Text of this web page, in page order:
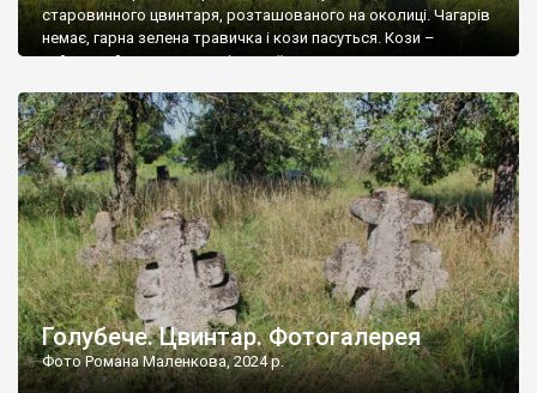
старовинного цвинтаря, розташованого на околиці. Чагарів
немає, гарна зелена травичка і кози пасуться. Кози –
найкращий регулятор шкідливої, для старих кладовищ,
бруньками, кози ті бруньки обгризають, бо то улюблений
делікатес. На цвинтарі у Голубечому ціла колекція
різноманітних форм хрестів. Село відносно невелике, […]
Голубече. Цвинтар. Фотогалерея
Фото Романа Маленкова, 2024 р.